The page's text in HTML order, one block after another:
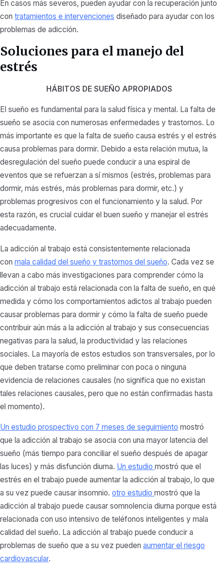
En casos más severos, pueden ayudar con la recuperación junto
con tratamientos e intervenciones diseñado para ayudar con los
problemas de adicción.
Soluciones para el manejo del
estrés
HÁBITOS DE SUEÑO APROPIADOS
El sueño es fundamental para la salud física y mental. La falta de
sueño se asocia con numerosas enfermedades y trastornos. Lo
más importante es que la falta de sueño causa estrés y el estrés
causa problemas para dormir. Debido a esta relación mutua, la
desregulación del sueño puede conducir a una espiral de
eventos que se refuerzan a sí mismos (estrés, problemas para
dormir, más estrés, más problemas para dormir, etc.) y
problemas progresivos con el funcionamiento y la salud. Por
esta razón, es crucial cuidar el buen sueño y manejar el estrés
adecuadamente.
La adicción al trabajo está consistentemente relacionada
con mala calidad del sueño y trastornos del sueño. Cada vez se
llevan a cabo más investigaciones para comprender cómo la
adicción al trabajo está relacionada con la falta de sueño, en qué
medida y cómo los comportamientos adictos al trabajo pueden
causar problemas para dormir y cómo la falta de sueño puede
contribuir aún más a la adicción al trabajo y sus consecuencias
negativas para la salud, la productividad y las relaciones
sociales. La mayoría de estos estudios son transversales, por lo
que deben tratarse como preliminar con poca o ninguna
evidencia de relaciones causales (no significa que no existan
tales relaciones causales, pero que no están confirmadas hasta
el momento).
Un estudio prospectivo con 7 meses de seguimiento mostró
que la adicción al trabajo se asocia con una mayor latencia del
sueño (más tiempo para conciliar el sueño después de apagar
las luces) y más disfunción diurna. Un estudio mostró que el
estrés en el trabajo puede aumentar la adicción al trabajo, lo que
a su vez puede causar insomnio. otro estudio mostró que la
adicción al trabajo puede causar somnolencia diurna porque está
relacionada con uso intensivo de teléfonos inteligentes y mala
calidad del sueño. La adicción al trabajo puede conducir a
problemas de sueño que a su vez pueden aumentar el riesgo
cardiovascular.